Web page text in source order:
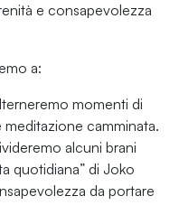
e consapevolezza
a:
momenti di
camminata.
alcuni brani
quotidiana” di Joko
da portare